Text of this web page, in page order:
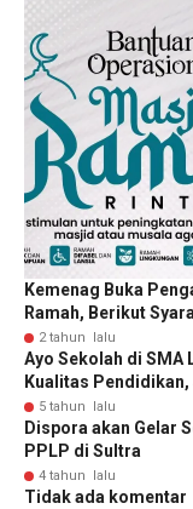
Kemenag Buka
Ramah, Berikut
2 tahun lalu
Ayo Sekolah di SMA
Kualitas Pendidikan,
5 tahun lalu
Dispora akan Gelar
PPLP di Sultra
4 tahun lalu
Tidak ada komentar